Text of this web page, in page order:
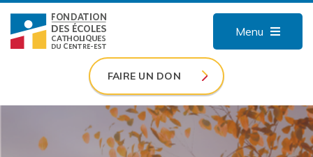
Menu
FAIRE UN DON